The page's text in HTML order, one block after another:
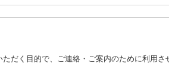
だく目的で、ご連絡・ご案内のために利用さ